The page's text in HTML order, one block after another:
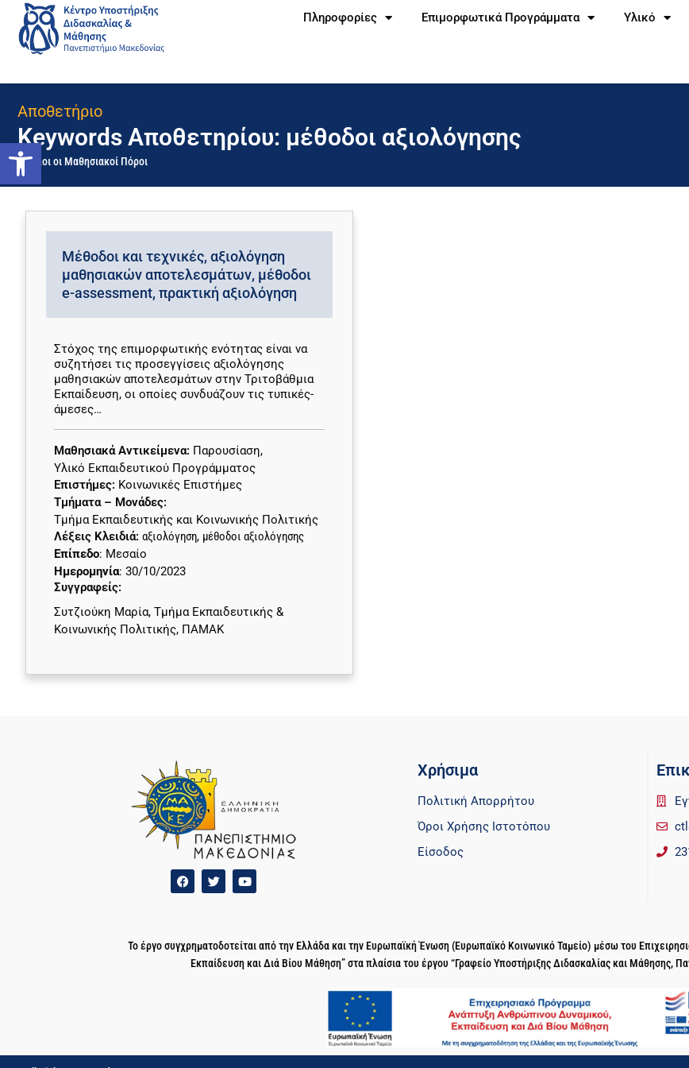
Ανοίξτε τη γραμμή εργαλείων
Πληροφορίες Επιμορφωτικά Προγράμματα Υλικό
Αποθετήριο
Keywords Αποθετηρίου: μέθοδοι αξιολόγησης
Όλοι οι Μαθησιακοί Πόροι
Μέθοδοι και τεχνικές, αξιολόγηση
μαθησιακών αποτελεσμάτων, μέθοδοι
e-assessment, πρακτική αξιολόγηση
Στόχος της επιμορφωτικής ενότητας είναι να
συζητήσει τις προσεγγίσεις αξιολόγησης
μαθησιακών αποτελεσμάτων στην Τριτοβάθμια
Εκπαίδευση, οι οποίες συνδυάζουν τις τυπικές-
άμεσες…
Μαθησιακά Αντικείμενα: Παρουσίαση,
Υλικό Εκπαιδευτικού Προγράμματος
Επιστήμες: Κοινωνικές Επιστήμες
Τμήματα – Μονάδες:
Τμήμα Εκπαιδευτικής και Κοινωνικής Πολιτικής
Λέξεις Κλειδιά: αξιολόγηση, μέθοδοι αξιολόγησης
Επίπεδο: Μεσαίο
Ημερομηνία: 30/10/2023
Συγγραφείς:
Συτζιούκη Μαρία, Τμήμα Εκπαιδευτικής &
Κοινωνικής Πολιτικής, ΠΑΜΑΚ
Χρήσιμα
Πολιτική Απορρήτου
Όροι Χρήσης Ιστοτόπου
Είσοδος
Το έργο συγχρηματοδοτείται από την Ελλάδα και την Ευρωπαϊκή Ένωση (Ευρωπαϊκό Κοινωνικό Ταμείο) μέσω του
Εκπαίδευση και Διά Βίου Μάθηση” στα πλαίσια του έργου “Γραφείο Υποστήριξης Διδασκαλίας και Μάθησης,